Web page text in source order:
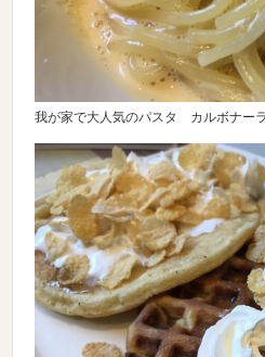
我が家で大人気のパスタ カルボナーラ